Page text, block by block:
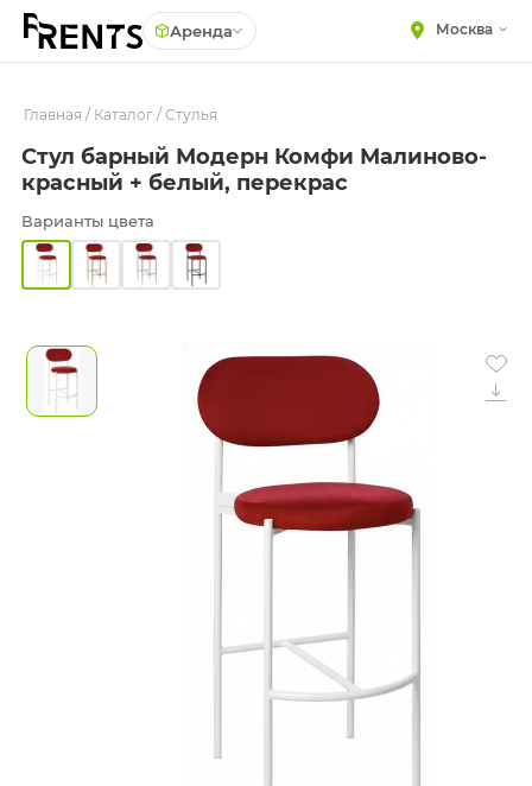
Аренда Москва
МЕБЕЛЬ
ПОСУДА
ТЕКСТИЛЬ
КРУПНОГАБАРИТНЫЙ
ДЕКОР
ГОТОВЫЕ РЕШЕНИЯ
ОСВЕЩЕНИЕ
Стулья
Подушки для стульев
Фуршетная мебель
Барная мебель
Главная / Каталог / Стулья
Стул барный Модерн Комфи Малиново-
красный + белый, перекрас
Варианты цвета